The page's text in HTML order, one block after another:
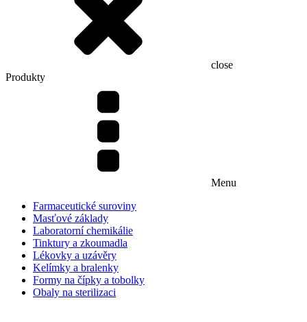
close
Produkty
Menu
Farmaceutické suroviny
Masťové základy
Laboratorní chemikálie
Tinktury a zkoumadla
Lékovky a uzávěry
Kelímky a bralenky
Formy na čípky a tobolky
Obaly na sterilizaci